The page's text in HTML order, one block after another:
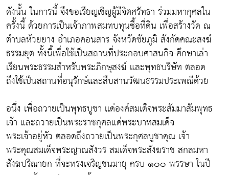
ดังนั้น ในการนี้ จึงขอเรียญเชิญผู้มีจิตศรัทธา ร่วมมหากุศลใน
ครั้งนี้ ด้วยการเป็นเจ้าภาพสมทบทุนซื้อที่ดิน เพื่อสร้างวัด ณ
ตำบลห้วยยาง อำเภอคอนสาร จังหวัดชัยภูมิ สังกัดคณะสงฆ์
ธรรมยุต ทั้งนี้เพื่อใช้เป็นสถานที่ประกอบศาสนกิจ-ศึกษาเล่า
เรียนพระธรรมสำหรับพระภิกษุสงฆ์ และพุทธบริษัท ตลอด
ถึงใช้เป็นสถานที่อนุรักษ์และสืบสานวัฒนธรรมประเพณีด้วย
อนึ่ง เพื่อถวายเป็นพุทธบูชา เเด่องค์สมเด็จพระสัมมาสัมพุทธ
เจ้า และถวายเป็นพระราชกุศลแด่พระบาทสมเด็จ
พระเจ้าอยู่หัว ตลอดถึงถวายเป็นพระกุศลบูชาคุณ เจ้า
พระคุณสมเด็จพระญาณสังวร สมเด็จพระสังฆราช สกลมหา
สังฆปริณายก ที่จะทรงเจริญชนมายุ ครบ ๑๐๐ พรรษา ในปี